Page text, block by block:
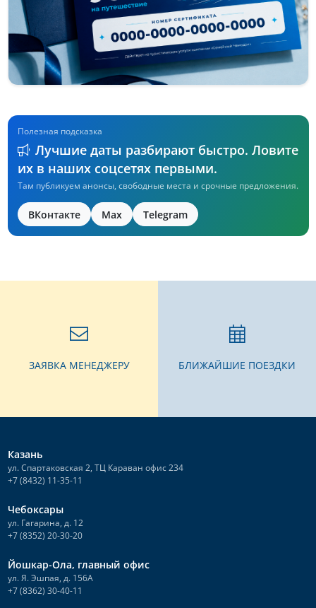
Полезная подсказка
Лучшие даты разбирают быстро. Ловите
их в наших соцсетях первыми.
Там публикуем анонсы, свободные места и срочные предложения.
ВКонтакте Max Telegram
ЗАЯВКА МЕНЕДЖЕРУ БЛИЖАЙШИЕ ПОЕЗДКИ
Казань
ул. Спартаковская 2, ТЦ Караван офис 234
+7 (8432) 11-35-11
Чебоксары
ул. Гагарина, д. 12
+7 (8352) 20-30-20
Йошкар-Ола, главный офис
ул. Я. Эшпая, д. 156А
+7 (8362) 30-40-11